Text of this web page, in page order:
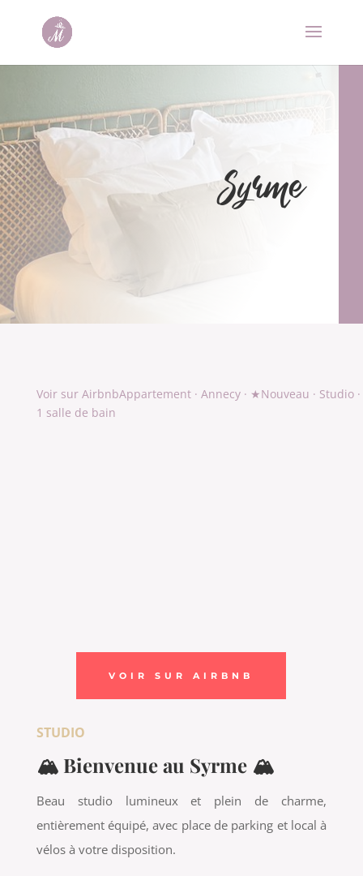
Syrme
Voir sur AirbnbAppartement · Annecy · ★Nouveau · Studio ·
1 salle de bain
VOIR SUR AIRBNB
STUDIO
🏔 Bienvenue au Syrme 🏔
Beau studio lumineux et plein de charme,
entièrement équipé, avec place de parking et local à
vélos à votre disposition.